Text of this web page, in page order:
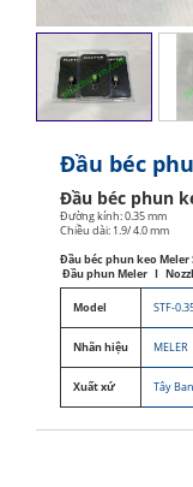
Đầu béc
Đầu béc phun
Đường kính: 0.35 mm
Chiều dài: 1.9/ 4.0 mm
Đầu béc phun keo
Đầu phun Meler I
Model STF-
Nhãn hiệu MELER
Xuất xứ Tây